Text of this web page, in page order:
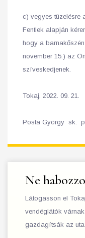
c) vegyes tüzelésre
Fentiek alapján
hogy a barnakőszén
november 15.) az
szíveskedjenek.
Tokaj, 2022. 09. 21.
Posta György sk.
Ne
Látogasson el
vendéglátók
gazdagítsák az